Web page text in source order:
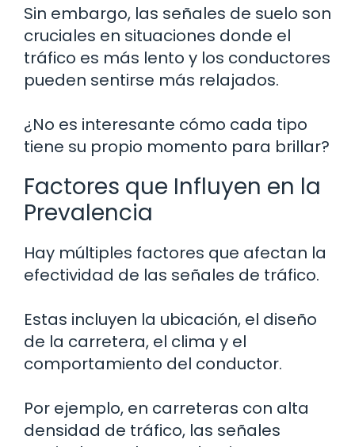
Sin embargo, las señales de suelo son
cruciales en situaciones donde el
tráfico es más lento y los conductores
pueden sentirse más relajados.
¿No es interesante cómo cada tipo
tiene su propio momento para brillar?
Factores que Influyen en la
Prevalencia
Hay múltiples factores que afectan la
efectividad de las señales de tráfico.
Estas incluyen la ubicación, el diseño
de la carretera, el clima y el
comportamiento del conductor.
Por ejemplo, en carreteras con alta
densidad de tráfico, las señales